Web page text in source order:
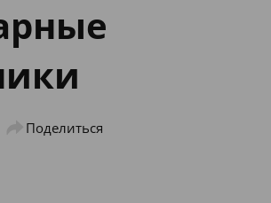
Поделиться